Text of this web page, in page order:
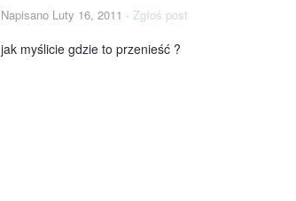
Napisano Luty 16, 2011 · Zgłoś post
jak myślicie gdzie to przenieść ?